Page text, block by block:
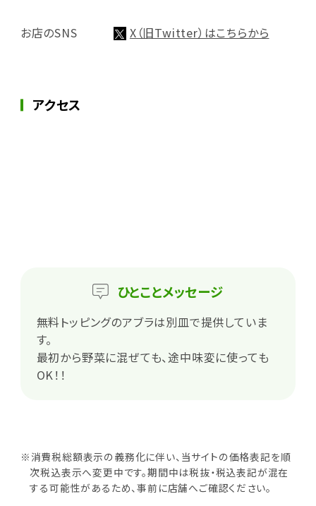
お店のSNS X（旧Twitter）はこちらから
アクセス
ひとことメッセージ
無料トッピングのアブラは別皿で提供していま
す。
最初から野菜に混ぜても、途中味変に使っても
OK！！
※消費税総額表示の義務化に伴い、当サイトの価格表記を順
次税込表示へ変更中です。期間中は税抜・税込表記が混在
する可能性があるため、事前に店舗へご確認ください。